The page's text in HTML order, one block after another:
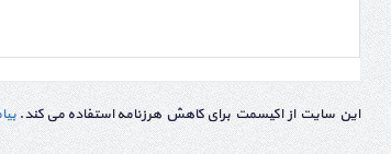
این سایت از اکیسمت برای کاهش هرزنامه استفاده می کند.